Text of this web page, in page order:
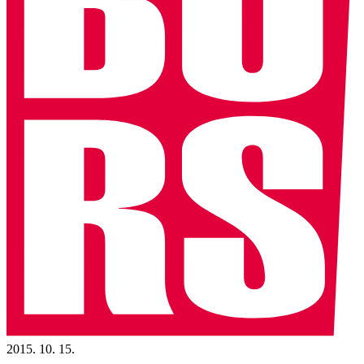
2015. 10. 15.